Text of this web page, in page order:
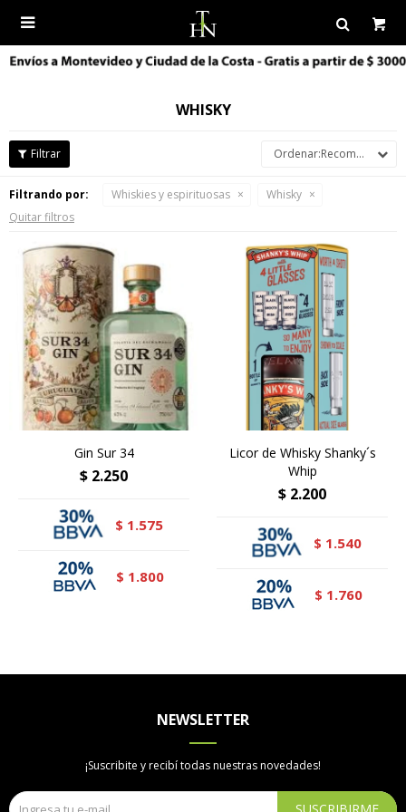

WHISKY
Recomendados
Filtrando por: Whiskies y espirituosas
Whisky
Quitar filtros
Gin Sur 34
$ 2.250
$ 1.575
$ 1.800
Licor de Whisky Shanky´s
Whip
$ 2.200
$ 1.540
$ 1.760
NEWSLETTER
¡Suscribite y recibí todas nuestras novedades!
SUSCRIBIRME